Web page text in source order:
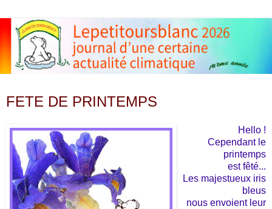
FETE DE PRINTEMPS
Hello !
Cependant le
printemps
est fêté...
Les majestueux iris
bleus
nous envoient leur